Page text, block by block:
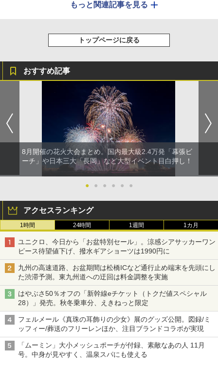
もっと関連記事を見る
トップページに戻る
おすすめ記事
8月開催の花火大会まとめ。国内最大級2.4万発「幕張ビ
ーチ」や日本三大「長岡」など大型イベント目白押し！
● ● ● ● ● ●
アクセスランキング
1時間 24時間 1週間 1カ月
ユニクロ、今日から「お盆特別セール」。涼感シアサッカーワン
ピース待望値下げ、撥水ギアショーツは1990円に
九州の高速道路、お盆期間は松橋ICなど通行止め端末を先頭にし
た渋滞予測。東九州道への迂回は料金調整を実施
はやぶさ50％オフの「新幹線eチケット（トクだ値スペシャル
28）」発売。秋冬乗車分、えきねっと限定
フェルメール《真珠の耳飾りの少女》展のグッズ公開。図録/ミ
ッフィー/葬送のフリーレンほか、注目ブランドコラボが実現
「ムーミン」大小メッシュポーチが付録、素敵なあの人 11月
号。中身が見やすく、温泉スパにも使える